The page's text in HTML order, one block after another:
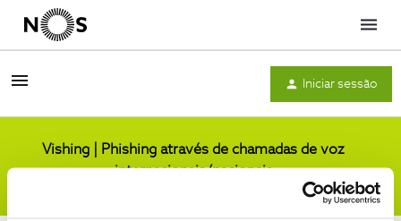
Menu
Iniciar sessão
Vishing | Phishing através de chamadas de voz
internacionais/nacionais